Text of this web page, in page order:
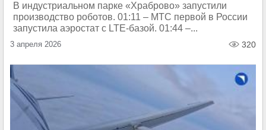
В индустриальном парке «Храброво» запустили
производство роботов. 01:11 – МТС первой в России
запустила аэростат с LTE-базой. 01:44 –...
3 апреля 2026 320